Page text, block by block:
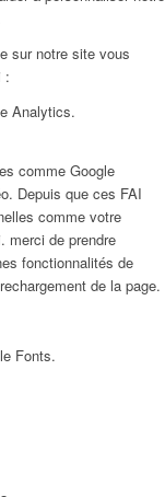
sur notre site vous
:
Analytics.
comme Google
Depuis que ces FAI
comme votre
merci de prendre
fonctionnalités de
de la page.
Fonts.